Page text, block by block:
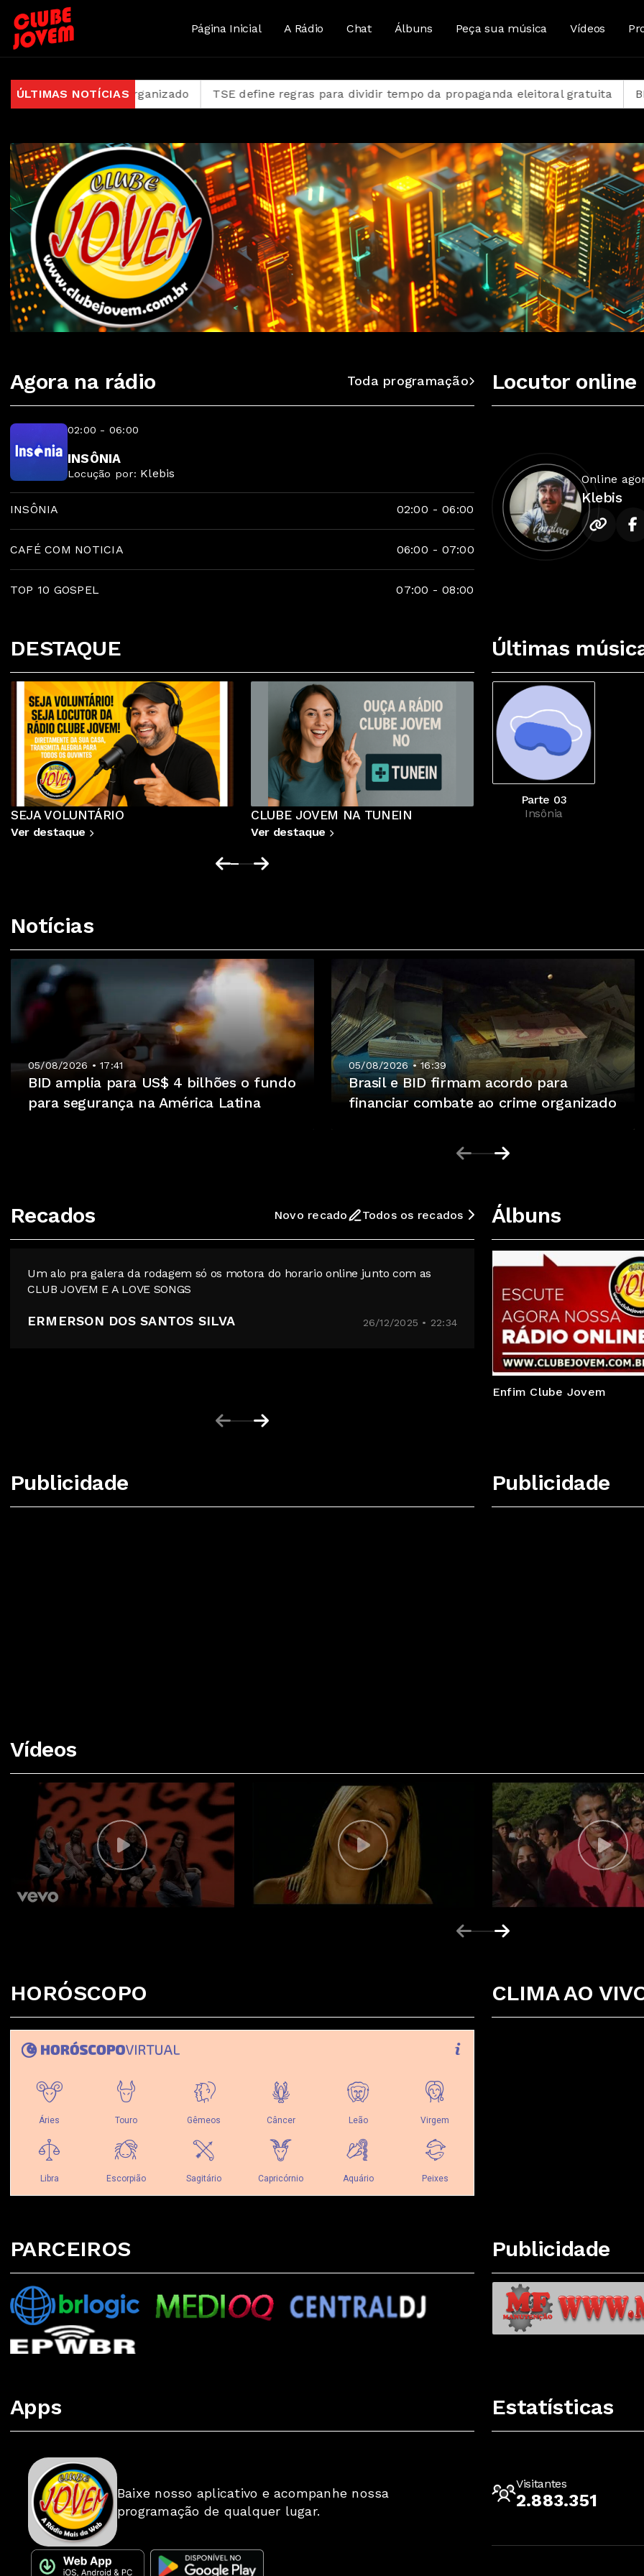
Página Inicial A Rádio Chat Álbuns Peça sua música Vídeos
ÚLTIMAS NOTÍCIASTSE define regras para dividir tempo da propaganda eleitoral gratuita BID amplia para US$ 4
Agora na rádio Toda programação
02:00 - 06:00
INSÔNIA
Locução por: Klebis
INSÔNIA 02:00 - 06:00
CAFÉ COM NOTICIA 06:00 - 07:00
TOP 10 GOSPEL 07:00 - 08:00
Locutor online
Online
Klebis
DESTAQUE
CLUBE JOVEM NA TUNEIN
Ver destaque
Anuncie já
Ver destaque
FACEBOOK
Últimas
Insônia
Parte 03
Notícias
05/08/2026 • 17:41
BID amplia para US$ 4 bilhões o fundo
para segurança na América Latina
05/08/2026 • 16:39
Brasil e BID firmam acordo para
financiar combate ao crime organizado
Recados Novo recado Todos os recados
ERMERSON DOS SANTOS SILVA 26/12/2025 • 22:34
Um alo pra galera da rodagem só os motora do horario online junto com as
CLUB JOVEM E A LOVE SONGS
Jhonatas Gonçalves
Olá Pessoal da Clube
Horário dele.
Álbuns
Enfim Clube Jovem
Publicidade Publicidade
Vídeos
HORÓSCOPO CLIMA AO
PARCEIROS Publicidade
Apps
Baixe nosso aplicativo e acompanhe nossa
programação de qualquer lugar.
Estatísticas
Visitantes
2.883.351